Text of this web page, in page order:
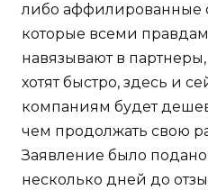
либо аффилированные
которые всеми
навязывают в партнеры,
хотят быстро, здесь и
компаниям будет
чем продолжать свою
Заявление было подано
несколько дней до